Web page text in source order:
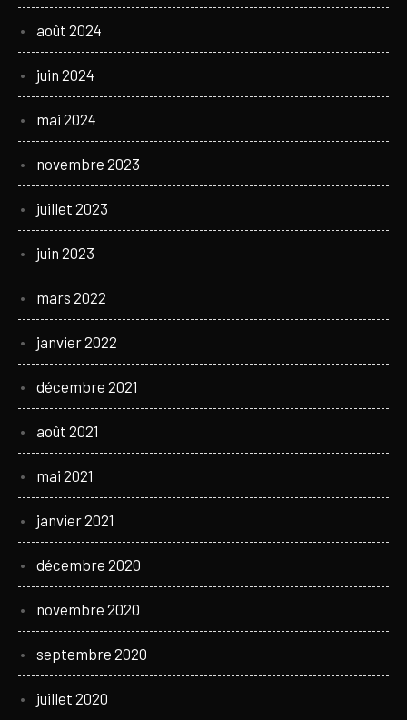
août 2024
juin 2024
mai 2024
novembre 2023
juillet 2023
juin 2023
mars 2022
janvier 2022
décembre 2021
août 2021
mai 2021
janvier 2021
décembre 2020
novembre 2020
septembre 2020
juillet 2020